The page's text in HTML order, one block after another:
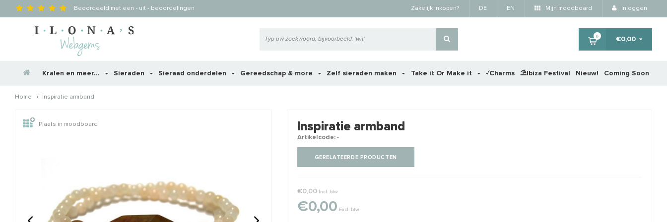
Beoordeeld met een - uit - beoordelingen Zakelijk inkopen? DE EN Mijn moodboard Inloggen
0 €0,00
Kralen en meer... Sieraden Sieraad onderdelen Gereedschap & more Zelf sieraden maken Take it Or Make it ✓Charms ⛱️Ibiza Festival Nieuw! Coming Soon
Home / Inspiratie armband
Wellicht zijn deze producten ook interessant voor je?
Plaats in moodboard Inspiratie armband
Artikelcode:-
GERELATEERDE PRODUCTEN
€0,00 Incl. btw
€0,00 Excl. btw